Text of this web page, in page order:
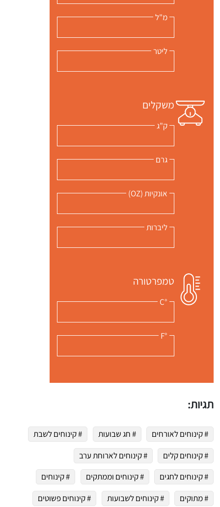
מ"ל
ליטר
משקלים
ק"ג
גרם
אונקיות (OZ)
ליברות
טמפרטורה
°C
°F
תגיות:
# קינוחים לאורחים # חג שבועות
# קינוחים לשבת
# קינוחים קלים
# קינוחים לארוחת ערב
# קינוחים לחגים
# קינוחים וממתקים
# קינוחים
# מתוקים
# קינוחים לשבועות # קינוחים פשוטים